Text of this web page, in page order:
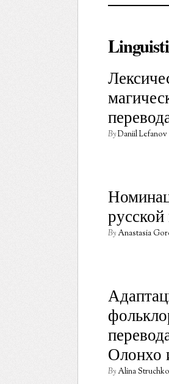
ByDaniil Lefanov
By Anastasia
Олонхо
By Alina